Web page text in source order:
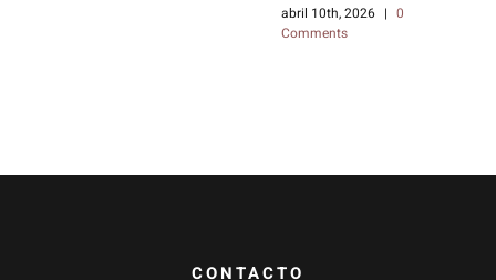
abril 10th, 2026 | 0
Comments
CONTACTO